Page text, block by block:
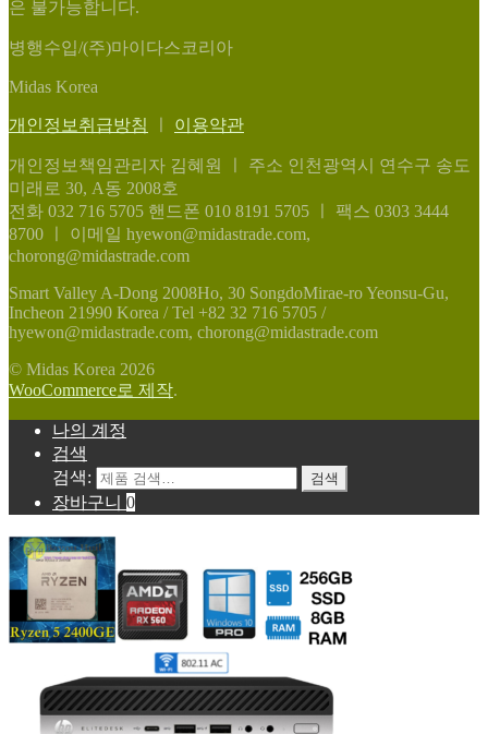
은 불가능합니다.
병행수입/(주)마이다스코리아
Midas Korea
개인정보취급방침 이용약관
개인정보책임관리자 김혜원
주소 인천광역시 연수구 송도
미래로 30, A동 2008호
전화 032 716 5705 핸드폰 010 8191 5705
팩스 0303 3444
8700
이메일 hyewon@midastrade.com,
chorong@midastrade.com
Smart Valley A-Dong 2008Ho, 30 SongdoMirae-ro Yeonsu-Gu,
Incheon 21990 Korea / Tel +82 32 716 5705 /
hyewon@midastrade.com, chorong@midastrade.com
© Midas Korea 2026
WooCommerce로 제작.
나의 계정
검색
검색:
검색
장바구니 0